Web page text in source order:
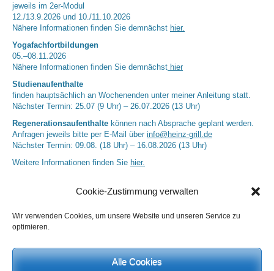
Cookie-Zustimmung verwalten
Wir verwenden Cookies, um unsere Website und unseren Service zu
optimieren.
Alle Cookies
jeweils im 2er-Modul
12./13.9.2026 und 10./11.10.2026
Nähere Informationen finden Sie demnächst hier.
Yogafachfortbildungen
05.–08.11.2026
Nähere Informationen finden Sie demnächst hier
Studienaufenthalte
finden hauptsächlich an Wochenenden unter meiner Anleitung statt.
Nächster Termin: 25.07 (9 Uhr) – 26.07.2026 (13 Uhr)
Regenerationsaufenthalte können nach Absprache geplant werden.
Anfragen jeweils bitte per E-Mail über info@heinz-grill.de
Nächster Termin: 09.08. (18 Uhr) – 16.08.2026 (13 Uhr)
Weitere Informationen finden Sie hier.